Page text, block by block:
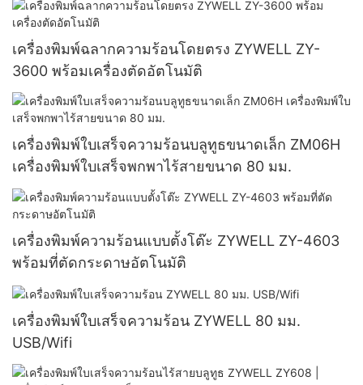
เครื่องพิมพ์ฉลากความร้อนโดยตรง ZYWELL ZY-
3600 พร้อมเครื่องตัดอัตโนมัติ
เครื่องพิมพ์ใบเสร็จความร้อนบลูทูธขนาดเล็ก ZM06H
เครื่องพิมพ์ใบเสร็จพกพาไร้สายขนาด 80 มม.
เครื่องพิมพ์ความร้อนแบบตั้งโต๊ะ ZYWELL ZY-4603
พร้อมที่ตัดกระดาษอัตโนมัติ
เครื่องพิมพ์ใบเสร็จความร้อน ZYWELL 80 มม.
USB/Wifi